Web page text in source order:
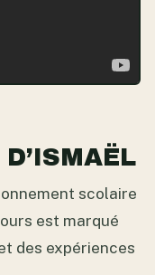
scolaire
est marqué
des expériences